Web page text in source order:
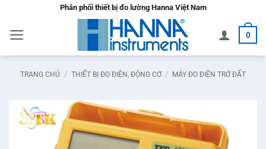
nội
dung
Phân phối thiết bị đo lường Hanna Việt Nam
0
TRANG CHỦ / THIẾT BỊ ĐO ĐIỆN, ĐỘNG CƠ / MÁY ĐO ĐIỆN TRỞ ĐẤT